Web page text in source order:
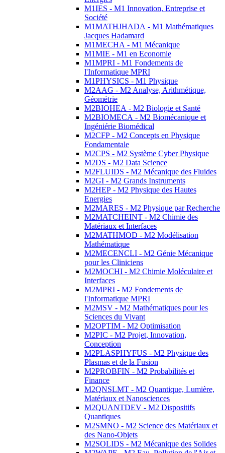
M1IES - M1 Innovation, Entreprise et
Société
M1MATHJHADA - M1 Mathématiques
Jacques Hadamard
M1MECHA - M1 Mécanique
M1MIE - M1 en Economie
M1MPRI - M1 Fondements de
l'Informatique MPRI
M1PHYSICS - M1 Physique
M2AAG - M2 Analyse, Arithmétique,
Géométrie
M2BIOHEA - M2 Biologie et Santé
M2BIOMECA - M2 Biomécanique et
Ingéniérie Biomédical
M2CFP - M2 Concepts en Physique
Fondamentale
M2CPS - M2 Système Cyber Physique
M2DS - M2 Data Science
M2FLUIDS - M2 Mécanique des Fluides
M2GI - M2 Grands Instruments
M2HEP - M2 Physique des Hautes
Energies
M2MARES - M2 Physique par Recherche
M2MATCHEINT - M2 Chimie des
Matériaux et Interfaces
M2MATHMOD - M2 Modélisation
Mathématique
M2MECENCLI - M2 Génie Mécanique
pour les Cliniciens
M2MOCHI - M2 Chimie Moléculaire et
Interfaces
M2MPRI - M2 Fondements de
l'Informatique MPRI
M2MSV - M2 Mathématiques pour les
Sciences du Vivant
M2OPTIM - M2 Optimisation
M2PIC - M2 Projet, Innovation,
Conception
M2PLASPHYFUS - M2 Physique des
Plasmas et de la Fusion
M2PROBFIN - M2 Probabilités et
Finance
M2QNSLMT - M2 Quantique, Lumière,
Matériaux et Nanosciences
M2QUANTDEV - M2 Dispositifs
Quantiques
M2SMNO - M2 Science des Matériaux et
des Nano-Objets
M2SOLIDS - M2 Mécanique des Solides